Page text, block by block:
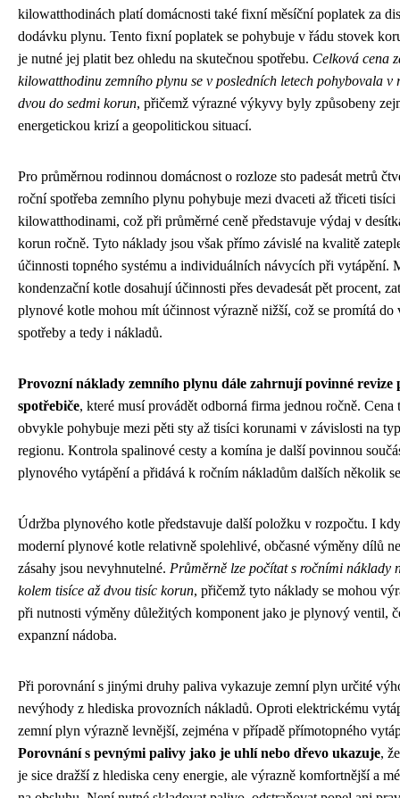
kilowatthodinách platí domácnosti také fixní měsíční poplatek za
dodávku plynu. Tento fixní poplatek se pohybuje v řádu stovek
je nutné jej platit bez ohledu na skutečnou spotřebu. Celková cena
kilowatthodinu zemního plynu se v posledních letech pohybovala v
dvou do sedmi korun, přičemž výrazné výkyvy byly způsobeny
energetickou krizí a geopolitickou situací.
Pro průměrnou rodinnou domácnost o rozloze sto padesát metrů
roční spotřeba zemního plynu pohybuje mezi dvaceti až třiceti tisíci
kilowatthodinami, což při průměrné ceně představuje výdaj v
korun ročně. Tyto náklady jsou však přímo závislé na kvalitě
účinnosti topného systému a individuálních návycích při vytápění.
kondenzační kotle dosahují účinnosti přes devadesát pět procent,
plynové kotle mohou mít účinnost výrazně nižší, což se promítá do
spotřeby a tedy i nákladů.
Provozní náklady zemního plynu dále zahrnují povinné revize
spotřebiče, které musí provádět odborná firma jednou ročně. Cena
obvykle pohybuje mezi pěti sty až tisíci korunami v závislosti na
regionu. Kontrola spalinové cesty a komína je další povinnou
plynového vytápění a přidává k ročním nákladům dalších několik
Údržba plynového kotle představuje další položku v rozpočtu. I
moderní plynové kotle relativně spolehlivé, občasné výměny dílů
zásahy jsou nevyhnutelné. Průměrně lze počítat s ročními náklady
kolem tisíce až dvou tisíc korun, přičemž tyto náklady se mohou
při nutnosti výměny důležitých komponent jako je plynový ventil,
expanzní nádoba.
Při porovnání s jinými druhy paliva vykazuje zemní plyn určité
nevýhody z hlediska provozních nákladů. Oproti elektrickému
zemní plyn výrazně levnější, zejména v případě přímotopného
Porovnání s pevnými palivy jako je uhlí nebo dřevo ukazuje,
je sice dražší z hlediska ceny energie, ale výrazně komfortnější a